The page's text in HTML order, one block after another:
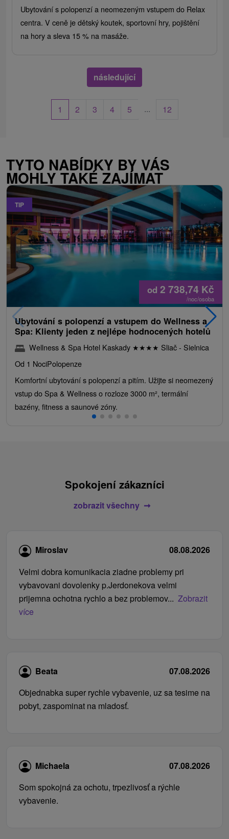
Ubytování s polopenzí a neomezeným vstupem do Relax
centra. V ceně je dětský koutek, sportovní hry, pojištění
na hory a sleva 15 % na masáže.
následující
1 2 3 4 5 ... 12
TYTO NABÍDKY BY VÁS
MOHLY TAKÉ ZAJÍMAT
TIP
od 2 738,74 Kč
/noc/osoba
Ubytování s polopenzí a vstupem do Wellness a
Spa: Klienty jeden z nejlépe hodnocených hotelů
Wellness & Spa Hotel Kaskady ★★★★ Sliač - Sielnica
Od 1 NociPolopenze
Komfortní ubytování s polopenzí a pitím. Užijte si neomezený
vstup do Spa & Wellness o rozloze 3000 m², termální
bazény, fitness a saunové zóny.
Spokojení zákazníci
zobrazit všechny
Miroslav
08.08.2026
Velmi dobra komunikacia ziadne problemy pri
vybavovani dovolenky p.Jerdonekova velmi
prijemna ochotna rychlo a bez problemov... Zobrazit
více
Beata
07.08.2026
Objednabka super rychle vybavenie, uz sa tesime na
pobyt, zaspominat na mladosť.
Michaela
07.08.2026
Som spokojná za ochotu, trpezlivosť a rýchle
vybavenie.